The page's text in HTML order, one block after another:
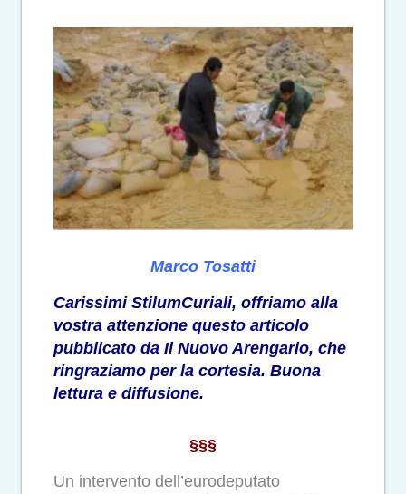
Marco Tosatti
Carissimi StilumCuriali, offriamo alla
vostra attenzione questo articolo
pubblicato da Il Nuovo Arengario, che
ringraziamo per la cortesia. Buona
lettura e diffusione.
§§§
Un intervento dell’eurodeputato